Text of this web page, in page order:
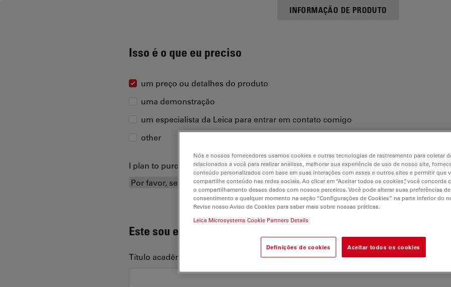
INFORMAÇÃO DE PRODUTO
Isso é o que eu preciso
um preço ou detalhes do produto
uma demonstração
um especialista da Leica para entrar em contato comigo
other
I plan to purchase...
Este sou eu
Título acadêmico
Nós e nossos fornecedores usamos cookies e outras tecnologias de rastreamento para coletar
relacionados a você para realizar análises, melhorar sua experiência de uso de nosso site,
conteúdo personalizados com base em suas interações com esses e outros sites e permitir que
compartilhe conteúdo nas redes sociais. Ao clicar em “Aceitar todos os cookies”, você concorda
o compartilhamento desses dados com nossos parceiros. Você pode alterar suas preferências de
consentimento a qualquer momento na seção “Configurações de Cookies” na parte inferior do
Revise nosso Aviso de Cookies para saber mais sobre nossas práticas.
Leica Microsystems Cookie Partners Details
Definições de cookies Aceitar todos os cookies